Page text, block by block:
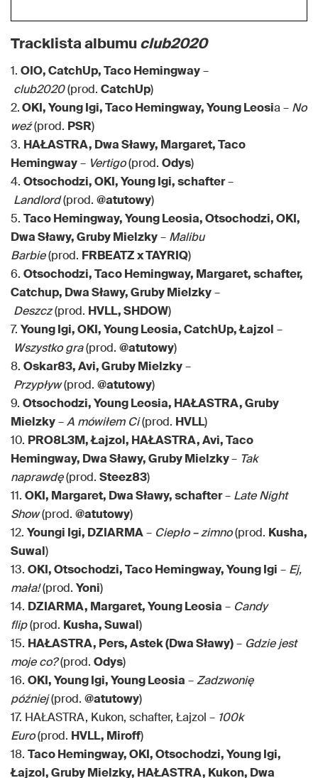
Tracklista albumuclub2020
1. OIO, CatchUp, Taco Hemingway–
club2020(prod. CatchUp)
2.OKI, Young Igi, Taco Hemingway, Young Leosia – No
weź(prod. PSR)
3. HAŁASTRA, Dwa Sławy, Margaret, Taco
Hemingway– Vertigo(prod. Odys)
4. Otsochodzi, OKI, Young Igi, schafter–
Landlord(prod. @atutowy)
5. Taco Hemingway, Young Leosia, Otsochodzi, OKI,
Dwa Sławy, Gruby Mielzky– Malibu
Barbie(prod. FRBEATZ x TAYRIQ)
6. Otsochodzi, Taco Hemingway, Margaret, schafter,
Catchup, Dwa Sławy, Gruby Mielzky–
Deszcz(prod. HVLL, SHDOW)
7. Young Igi, OKI, Young Leosia, CatchUp, Łajzol –
Wszystko gra(prod. @atutowy)
8. Oskar83, Avi, Gruby Mielzky–
Przypływ(prod. @atutowy)
9. Otsochodzi, Young Leosia, HAŁASTRA, Gruby
Mielzky–A mówiłem Ci(prod. HVLL)
10. PRO8L3M, Łajzol, HAŁASTRA, Avi, Taco
Hemingway, Dwa Sławy, Gruby Mielzky– Tak
naprawdę(prod. Steez83)
11. OKI, Margaret, Dwa Sławy, schafter– Late Night
Show(prod. @atutowy)
12. Youngi Igi, DZIARMA– Ciepło – zimno(prod. Kusha,
Suwal)
13. OKI, Otsochodzi, Taco Hemingway, Young Igi – Ej,
mała!(prod. Yoni)
14. DZIARMA, Margaret, Young Leosia – Candy
flip(prod. Kusha, Suwal)
15. HAŁASTRA, Pers, Astek (Dwa Sławy)– Gdzie jest
moje co?(prod. Odys)
16. OKI, Young Igi, Young Leosia –Zadzwonię
później(prod. @atutowy)
17. HAŁASTRA, Kukon, schafter, Łajzol – 100k
Euro(prod. HVLL, Miroff)
18. Taco Hemingway, OKI, Otsochodzi, Young Igi,
Łajzol, Gruby Mielzky, HAŁASTRA, Kukon, Dwa